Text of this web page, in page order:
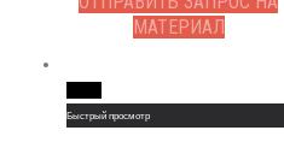
МАТЕРИАЛ
Быстрый просмотр